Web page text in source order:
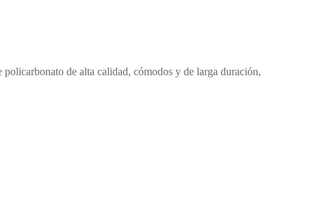
de alta calidad, cómodos y de larga duración,